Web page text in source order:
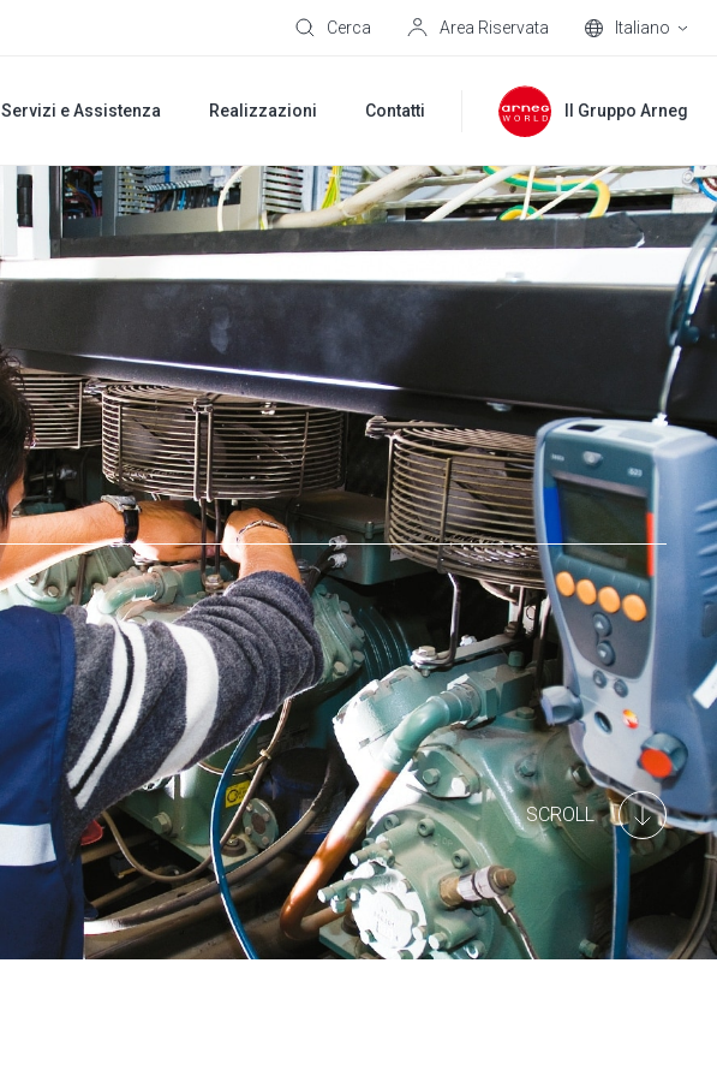
Cerca Area Riservata Italiano
Servizi e Assistenza Realizzazioni Contatti Il Gruppo Arneg
SCROLL